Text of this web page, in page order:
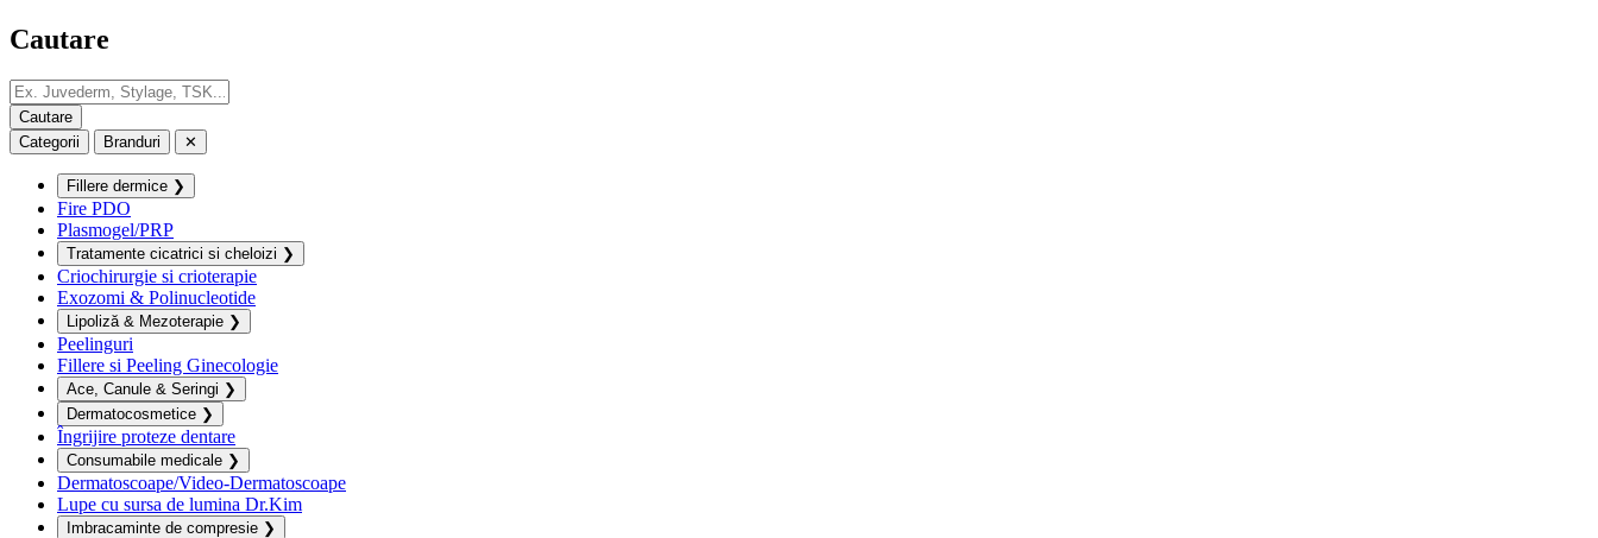
Cautare
Categorii Branduri ✕
Fillere dermice ❯
Fire PDO
Plasmogel/PRP
Tratamente cicatrici si cheloizi ❯
Criochirurgie si crioterapie
Exozomi & Polinucleotide
Lipoliză & Mezoterapie ❯
Peelinguri
Fillere si Peeling Ginecologie
Ace, Canule & Seringi ❯
Dermatocosmetice ❯
Îngrijire proteze dentare
Consumabile medicale ❯
Dermatoscoape/Video-Dermatoscoape
Lupe cu sursa de lumina Dr.Kim
Imbracaminte de compresie ❯